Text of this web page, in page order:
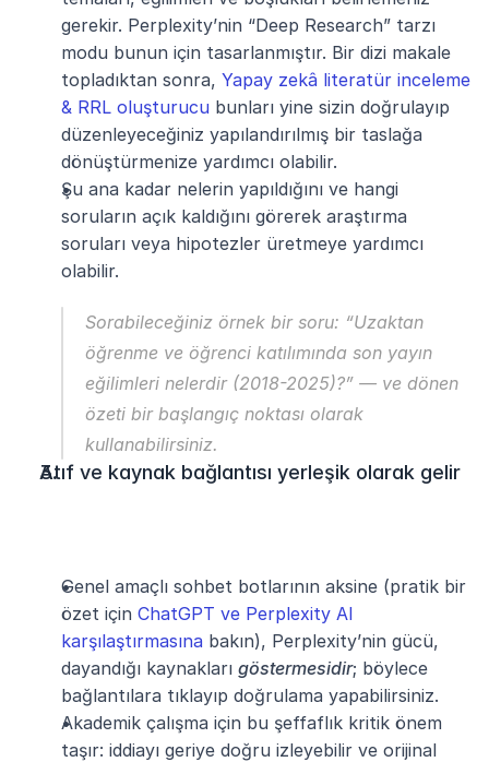
gerekir. Perplexity’nin “Deep Research” tarzı
modu bunun için tasarlanmıştır. Bir dizi makale
topladıktan sonra, Yapay zekâ literatür inceleme
& RRL oluşturucu bunları yine sizin doğrulayıp
düzenleyeceğiniz yapılandırılmış bir taslağa
dönüştürmenize yardımcı olabilir.
Şu ana kadar nelerin yapıldığını ve hangi
soruların açık kaldığını görerek araştırma
soruları veya hipotezler üretmeye yardımcı
olabilir.
Sorabileceğiniz örnek bir soru: “Uzaktan
öğrenme ve öğrenci katılımında son yayın
eğilimleri nelerdir (2018-2025)?” — ve dönen
özeti bir başlangıç noktası olarak
kullanabilirsiniz.
Atıf ve kaynak bağlantısı yerleşik olarak gelir
Genel amaçlı sohbet botlarının aksine (pratik bir
özet için ChatGPT ve Perplexity AI
karşılaştırmasına bakın), Perplexity’nin gücü,
dayandığı kaynakları göstermesidir; böylece
bağlantılara tıklayıp doğrulama yapabilirsiniz.
Akademik çalışma için bu şeffaflık kritik önem
taşır: iddiayı geriye doğru izleyebilir ve orijinal